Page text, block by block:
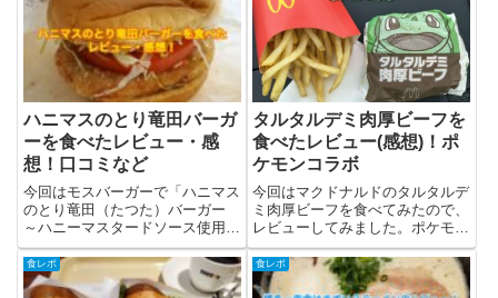
ハニマスのとり竜田バーガ
ーを食べたレビュー・感
想！口コミなど
今回はモスバーガーで「ハニマス
のとり竜田（たつた）バーガー
～ハニーマスタードソース使用
～」を食べたので、「ハニマスの
とり竜田バーガー」の情報をまと
めた後にレビューをしていきま
タルタルデミ肉厚ビーフを
食べたレビュー(感想)！ポ
ケモンコラボ
今回はマクドナルドのタルタルデ
ミ肉厚ビーフを食べてみたので、
レビューしてみました。ポケモン
30周年バーガーということで、
ラインナップされた商品になりま
す。結論としては、肉厚感はあま
食レポ 食レポ